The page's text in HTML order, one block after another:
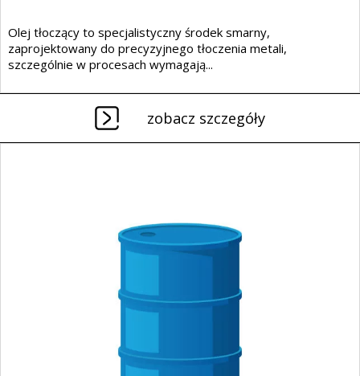
Olej tłoczący to specjalistyczny środek smarny,
zaprojektowany do precyzyjnego tłoczenia metali,
szczególnie w procesach wymagają...
zobacz szczegóły